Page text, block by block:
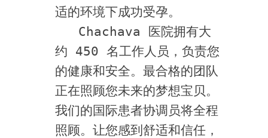
适的环境下成功受孕。
约 450 名工作人员，负责您
的健康和安全。最合格的团队
正在照顾您未来的梦想宝贝。
我们的国际患者协调员将全程
照顾。让您感到舒适和信任，